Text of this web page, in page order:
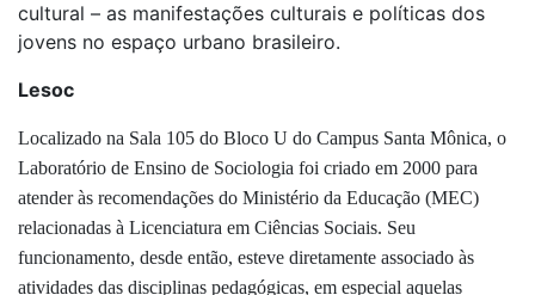
cultural – as manifestações culturais e políticas dos
jovens no espaço urbano brasileiro.
Lesoc
Localizado na Sala 105 do Bloco U do Campus Santa Mônica, o
Laboratório de Ensino de Sociologia foi criado em 2000 para
atender às recomendações do Ministério da Educação (MEC)
relacionadas à Licenciatura em Ciências Sociais. Seu
funcionamento, desde então, esteve diretamente associado às
atividades das disciplinas pedagógicas, em especial aquelas